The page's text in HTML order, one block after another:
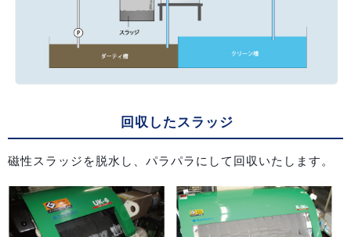
回収したスラッジ
磁性スラッジを脱水し、パラパラにして回収いたします。